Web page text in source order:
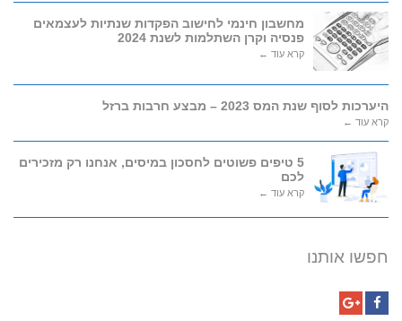
מחשבון חינמי לחישוב הפקדות שנתיות לעצמאים
פנסיה וקרן השתלמות לשנת 2024
קרא עוד ←
היערכות לסוף שנת המס 2023 – מבצע חרבות ברזל
קרא עוד ←
5 טיפים פשוטים לחסכון במיסים, אנחנו רק מזכירים
לכם
קרא עוד ←
חפשו אותנו